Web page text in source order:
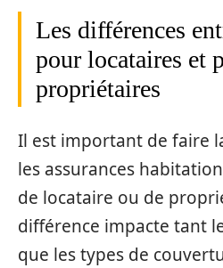
Les différences
pour locataires et
propriétaires
Il est important de faire
les assurances
de locataire ou de
différence impacte tant
que les types de